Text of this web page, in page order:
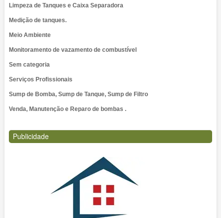
Limpeza de Tanques e Caixa Separadora
Medição de tanques.
Meio Ambiente
Monitoramento de vazamento de combustível
Sem categoria
Serviços Profissionais
Sump de Bomba, Sump de Tanque, Sump de Filtro
Venda, Manutenção e Reparo de bombas .
Publicidade